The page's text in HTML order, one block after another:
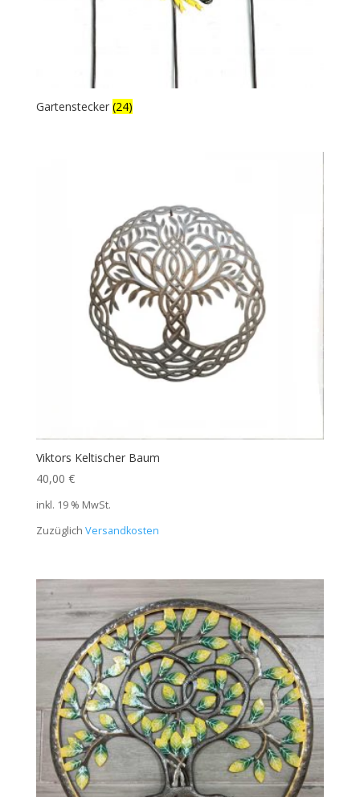
Gartenstecker (24)
Viktors Keltischer Baum
40,00 €
inkl. 19 % MwSt.
Zuzüglich Versandkosten